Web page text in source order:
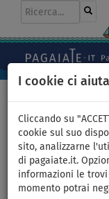
I cookie ci
Cliccando su
cookie sul suo
sito, analizzarne
di pagaiate.it.
informazioni le trovi
momento potrai
STAR
per